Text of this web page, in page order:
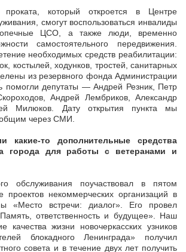
проката, который откроется в Центре
смогут воспользоваться инвалиды
ЦСО, а также люди, временно
самостоятельного передвижения.
необходимых средств реабилитации:
костылей, ходунков, тростей, санитарных
из резервного фонда Администрации
помогли депутаты — Андрей Резник, Петр
Андрей Лембриков, Александр
Милюков. Дату открытия пункта мы
через СМИ.
какие-то дополнительные средства
города для работы с ветеранами и
обслуживания поучаствовал в пятом
проектов некоммерческих организаций в
«Место встречи: диалог». Его провел
ответственность и будущее». Наш
качества жизни новочеркасских узников
блокадного Ленинграда» получил
совета и в течение двух лет получить